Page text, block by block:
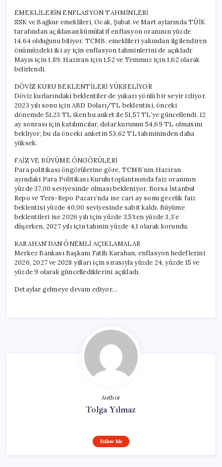
EMEKLİLERİN ENFLASYON TAHMİNLERİ
SSK ve Bağkur emeklileri, Ocak, Şubat ve Mart aylarında TÜİK
tarafından açıklanan kümülatif enflasyon oranının yüzde
14,64 olduğunu biliyor. TCMB, emeklileri yakından ilgilendiren
önümüzdeki iki ay için enflasyon tahminlerini de açıkladı:
Mayıs için 1,89, Haziran için 1,52 ve Temmuz için 1,62 olarak
belirlendi.
DÖVİZ KURU BEKLENTİLERİ YÜKSELİYOR
Döviz kurlarındaki beklentiler de yukarı yönlü bir seyir izliyor.
2023 yılı sonu için ABD Doları/TL beklentisi, önceki
dönemde 51,23 TL iken bu anket ile 51,57 TL’ye güncellendi. 12
ay sonrası için katılımcılar, dolar kurunun 54,69 TL olmasını
bekliyor; bu da önceki anketin 53,62 TL tahmininden daha
yüksek.
FAİZ VE BÜYÜME ÖNGÖRÜLERİ
Para politikası öngörülerine göre, TCMB’nin Haziran
ayındaki Para Politikası Kurulu toplantısında faiz oranının
yüzde 37,00 seviyesinde olması bekleniyor. Borsa İstanbul
Repo ve Ters-Repo Pazarı’nda ise cari ay sonu gecelik faiz
beklentisi yüzde 40,00 seviyesinde sabit kaldı. Büyüme
beklentileri ise 2026 yılı için yüzde 3,5’ten yüzde 3,3’e
düşerken, 2027 yılı için tahmin yüzde 4,1 olarak korundu.
KARAHAN’DAN ÖNEMLİ AÇIKLAMALAR
Merkez Bankası Başkanı Fatih Karahan, enflasyon hedeflerini
2026, 2027 ve 2028 yılları için sırasıyla yüzde 24, yüzde 15 ve
yüzde 9 olarak güncellediklerini açıkladı.
Detaylar gelmeye devam ediyor…
Author
Tolga Yılmaz
Follow Me